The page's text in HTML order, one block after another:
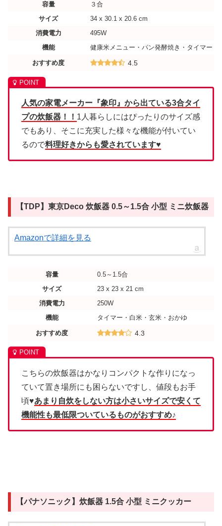
容量
３合
サイズ
34 x 30.1 x 20.6 cm
消費電力
495W
機能
健康米メニュー・パン発酵焼き・タイマー
おすすめ度 4.5
人気の家電メーカー『象印』から出ている3合タイ
プの炊飯器！！ 1人暮らしにはぴったりのサイズ感
でもあり、そこに充実した様々な機能が付いてい
るので料理好きからも愛されています♥
【TDP】東京Deco 炊飯器 0.5～1.5合 小型 ミニ炊飯器
Amazonで詳細を見る
容量
0.5～1.5合
サイズ
23 x 23 x 21 cm
消費電力
250W
機能
タイマー・白米・玄米・おかゆ
おすすめ度 4.3
こちらの炊飯器はかなりコンパクトな作りになっ
ていて置き場所にも困らないですし、値段もお手
頃♥あまり自炊をしない方は小さいサイズで安くて
機能性も最低限ついているものがおすすめ♪
【パナソニック】炊飯器 1.5合 小型 ミニクッカー